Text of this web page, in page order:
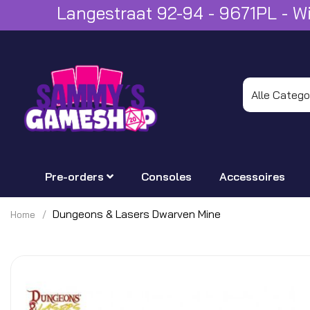
Langestraat 92-94 - 9671PL -
Pre-orders Consoles Accessoires
Home Dungeons & Lasers Dwarven Mine